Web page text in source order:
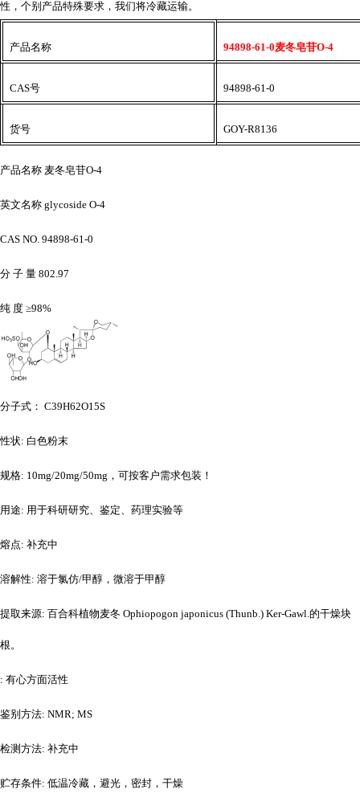
性，个别产品特殊要求，我们将冷藏运输。
产品名称 94898-61-0麦冬皂苷O-4
CAS号 94898-61-0
货号 GOY-R8136
产品名称 麦冬皂苷O-4
英文名称 glycoside O-4
CAS NO. 94898-61-0
分 子 量 802.97
纯 度 ≥98%
分子式： C39H62O15S
性状: 白色粉末
规格: 10mg/20mg/50mg，可按客户需求包装！
用途: 用于科研研究、鉴定、药理实验等
熔点: 补充中
溶解性: 溶于氯仿/甲醇，微溶于甲醇
提取来源: 百合科植物麦冬 Ophiopogon japonicus (Thunb.) Ker-Gawl.的干燥块
根。
: 有心方面活性
鉴别方法: NMR; MS
检测方法: 补充中
贮存条件: 低温冷藏，避光，密封，干燥